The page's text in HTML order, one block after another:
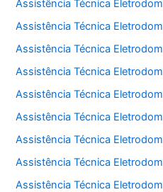
Assistência Técnica
Assistência Técnica
Assistência Técnica
Assistência Técnica
Assistência Técnica
Assistência Técnica
Assistência Técnica
Assistência Técnica
Assistência Técnica